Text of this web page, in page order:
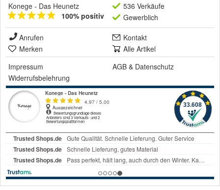
Konege - Das Heunetz
100% positiv
536 Verkäufe
Gewerblich
Anrufen
Kontakt
Merken
Alle Artikel
Impressum
AGB & Datenschutz
Widerrufsbelehrung